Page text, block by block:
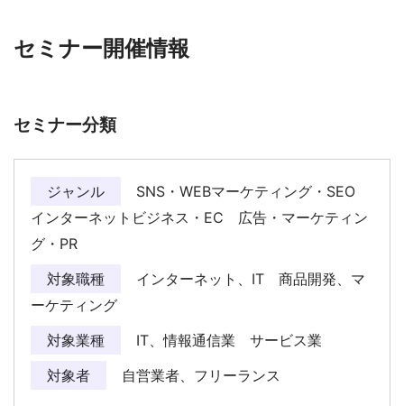
セミナー開催情報
セミナー分類
ジャンル
SNS・WEBマーケティング・SEO
インターネットビジネス・EC 広告・マーケティン
グ・PR
対象職種
インターネット、IT 商品開発、マ
ーケティング
対象業種
IT、情報通信業 サービス業
対象者
自営業者、フリーランス